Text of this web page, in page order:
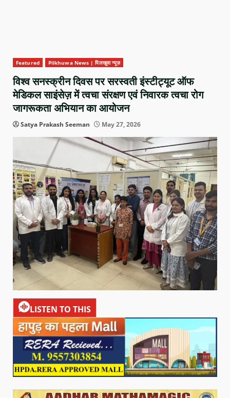
Featured Pilkhuwa News | पिलखुवा न्यूज़
विश्व सनस्क्रीन दिवस पर सरस्वती इंस्टीट्यूट ऑफ
मेडिकल साइंसेज़ में त्वचा संरक्षण एवं निवारक त्वचा रोग
जागरूकता अभियान का आयोजन
Satya Prakash Seeman May 27, 2026
LISTEN TO THIS